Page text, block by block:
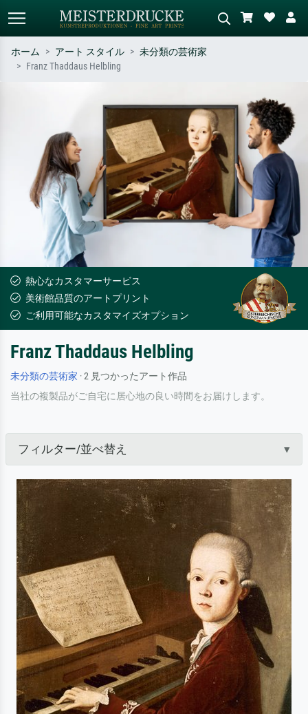
– 例：モネ、星月夜、印象派、北
斎の波、ヌード。
シーンを説明してください – 例：
緑の草原、赤の多い抽象画、暗い
油絵、木のそばの立ち姿のヌー
ド。
ホーム アート スタイル
未分類の芸術家
Franz Thaddaus Helbling
熱心なカスタマーサービス
美術館品質のアートプリント
ご利用可能なカスタマイズオプション
Franz Thaddaus Helbling
未分類の芸術家 · 2 見つかったアート作品
当社の複製品がご自宅に居心地の良い時間をお届けします。
フィルター/並べ替え